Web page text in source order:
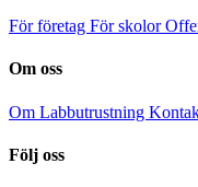
För företag För skolor
Om oss
Om Labbutrustning
Följ oss